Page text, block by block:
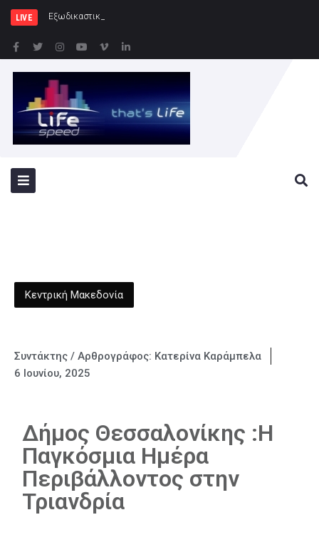
LIVE Εξωδικαστικός Μηχανισμός: Άνω των
Κεντρική Μακεδονία
Συντάκτης / Αρθρογράφος: Κατερίνα Καράμπελα
6 Ιουνίου, 2025
Δήμος Θεσσαλονίκης :Η
Παγκόσμια Ημέρα
Περιβάλλοντος στην
Τριανδρία